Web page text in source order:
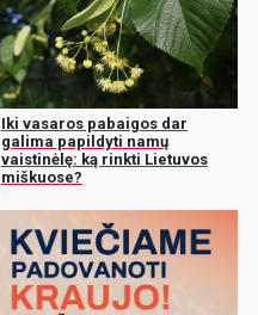
Iki vasaros pabaigos dar
galima papildyti namų
vaistinėlę: ką rinkti Lietuvos
miškuose?